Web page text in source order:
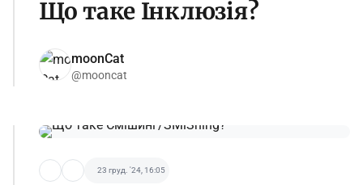
Що таке Інклюзія?
moonCat
@mooncat
23 груд. '24, 16:05